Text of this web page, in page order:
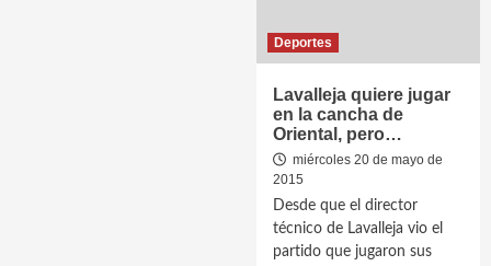
Deportes
Lavalleja quiere jugar
en la cancha de
Oriental, pero…
miércoles 20 de mayo de
2015
Desde que el director
técnico de Lavalleja vio el
partido que jugaron sus